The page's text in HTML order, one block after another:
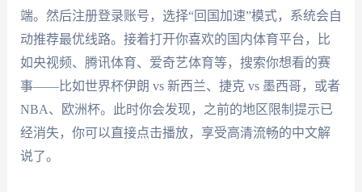
端。然后注册登录账号，选择“回国加速”模式，系统会自
动推荐最优线路。接着打开你喜欢的国内体育平台，比
如央视频、腾讯体育、爱奇艺体育等，搜索你想看的赛
事——比如世界杯伊朗 vs 新西兰、捷克 vs 墨西哥，或者
NBA、欧洲杯。此时你会发现，之前的地区限制提示已
经消失，你可以直接点击播放，享受高清流畅的中文解
说了。